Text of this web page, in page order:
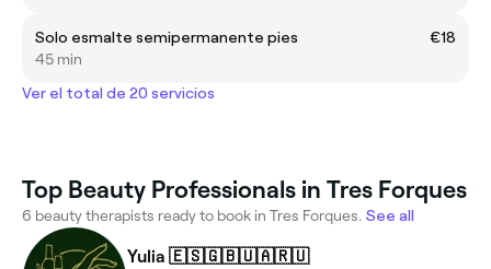
Solo esmalte semipermanente pies
€18
45 min
Ver el total de 20 servicios
Top Beauty Professionals in Tres Forques
6 beauty therapists ready to book in Tres Forques. See all
Yulia 🇪🇸🇬🇧🇺🇦🇷🇺